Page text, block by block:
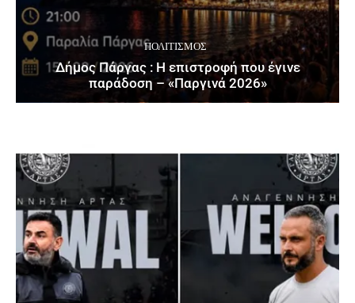
ΠΟΛΙΤΙΣΜΌΣ
Δήμος Πάργας : Η επιστροφή που έγινε
παράδοση – «Παργινά 2026»